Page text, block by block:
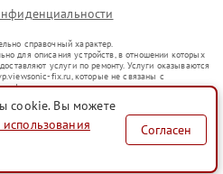
справочный характер.
для описания устройств, в отношении которых
услуги по ремонту. Услуги оказываются
fix.ru, которые не связаны с
официальными представителями.
в гражданский оборот в соответствии
цели индивидуализации услуг или введения
о предоставляемых услугах по
публичной офертой, определяемой
РФ
cookie. Вы можете
Согласен